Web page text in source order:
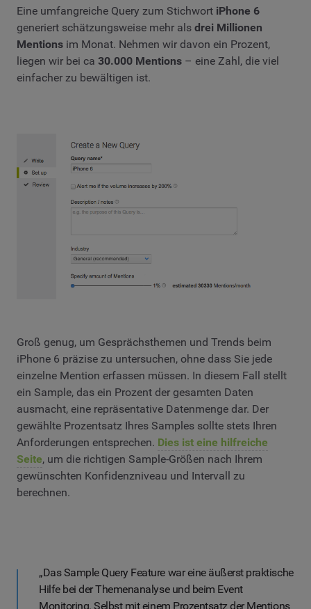
Eine umfangreiche Query zum Stichwort iPhone 6
generiert schätzungsweise mehr als drei Millionen
Mentions im Monat. Nehmen wir davon ein Prozent,
liegen wir bei ca 30.000 Mentions – eine Zahl, die viel
einfacher zu bewältigen ist.
Groß genug, um Gesprächsthemen und Trends beim
iPhone 6 präzise zu untersuchen, ohne dass Sie jede
einzelne Mention erfassen müssen. In diesem Fall stellt
ein Sample, das ein Prozent der gesamten Daten
ausmacht, eine repräsentative Datenmenge dar. Der
gewählte Prozentsatz Ihres Samples sollte stets Ihren
Anforderungen entsprechen. Dies ist eine hilfreiche
Seite, um die richtigen Sample-Größen nach Ihrem
gewünschten Konfidenzniveau und Intervall zu
berechnen.
„Das Sample Query Feature war eine äußerst praktische
Hilfe bei der Themenanalyse und beim Event
Monitoring. Selbst mit einem Prozentsatz der Mentions